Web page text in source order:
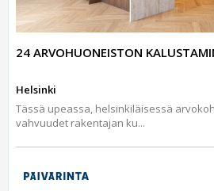
24 ARVOHUONEISTON
Helsinki
Tässä upeassa, helsinkiläisessä
vahvuudet rakentajan ku...